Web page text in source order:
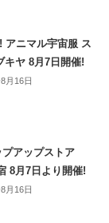
アニマル宇宙服 ス
キヤ 8月7日開催!
月16日
アップストア
8月7日より開催!
月16日